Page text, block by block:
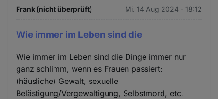
Frank (nicht überprüft) Mi. 14 Aug 2024 - 18:12
Wie immer im Leben sind die
Wie immer im Leben sind die Dinge immer nur
ganz schlimm, wenn es Frauen passiert:
(häusliche) Gewalt, sexuelle
Belästigung/Vergewaltigung, Selbstmord, etc.